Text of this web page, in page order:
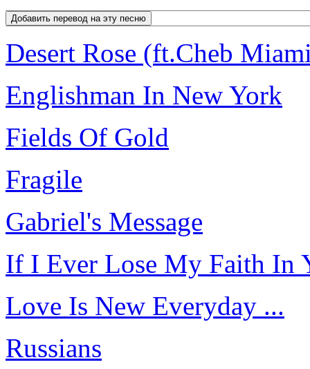
Desert Rose (ft.Cheb
Englishman In New York
Fields Of Gold
Fragile
Gabriel's Message
If I Ever Lose My Faith In
Love Is New Everyday ...
Russians